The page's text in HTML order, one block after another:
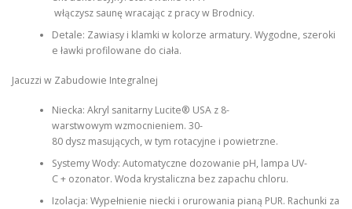
włączysz saunę wracając z pracy w Brodnicy.
Detale: Zawiasy i klamki w kolorze armatury. Wygodne, szeroki
e ławki profilowane do ciała.
Jacuzzi w Zabudowie Integralnej
Niecka: Akryl sanitarny Lucite® USA z 8-
warstwowym wzmocnieniem. 30-
80 dysz masujących, w tym rotacyjne i powietrzne.
Systemy Wody: Automatyczne dozowanie pH, lampa UV-
C + ozonator. Woda krystaliczna bez zapachu chloru.
Izolacja: Wypełnienie niecki i orurowania pianą PUR. Rachunki za